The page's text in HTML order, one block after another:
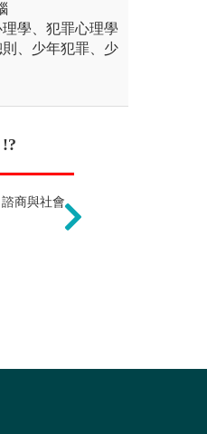
學、犯罪心理學
、少年犯罪、少
若商與社會